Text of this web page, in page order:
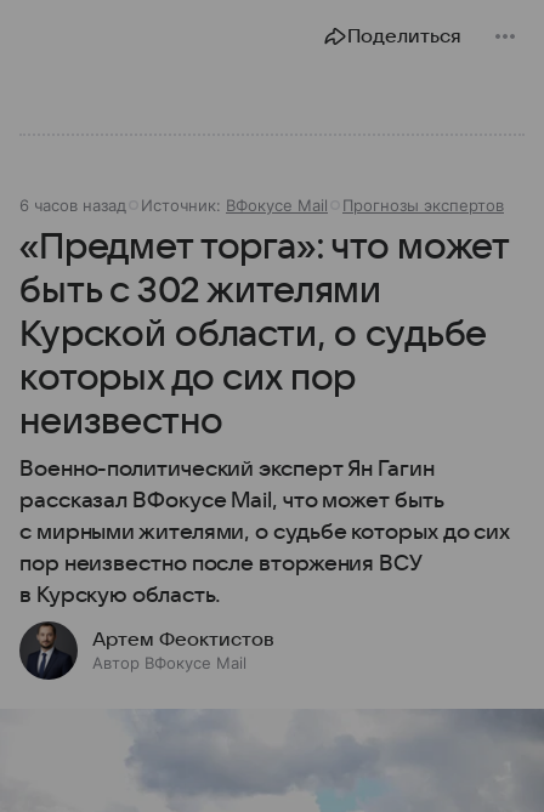
Поделиться
6 часов назад Источник: ВФокусе Mail Прогнозы экспертов
«Предмет торга»: что может
быть с 302 жителями
Курской области, о судьбе
которых до сих пор
неизвестно
Военно-политический эксперт Ян Гагин
рассказал ВФокусе Mail, что может быть
с мирными жителями, о судьбе которых до сих
пор неизвестно после вторжения ВСУ
в Курскую область.
Артем Феоктистов
Автор ВФокусе Mail